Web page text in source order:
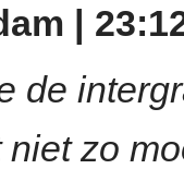
|
de
niet zo